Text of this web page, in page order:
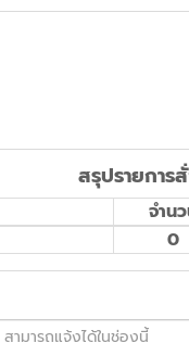
สรุปรายการ
จำน
0